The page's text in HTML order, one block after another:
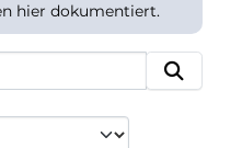
hier dokumentiert.